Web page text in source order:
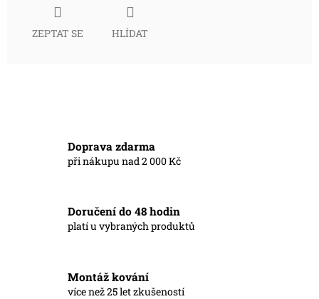
ZEPTAT SE HLÍDAT
Doprava zdarma
při nákupu nad 2 000 Kč
Doručení do 48 hodin
platí u vybraných produktů
Montáž kování
více než 25 let zkušeností